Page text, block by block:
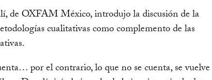
de OXFAM México, introdujo la discusión de la
cualitativas como complemento de las
por el contrario, lo que no se cuenta, se vuelve